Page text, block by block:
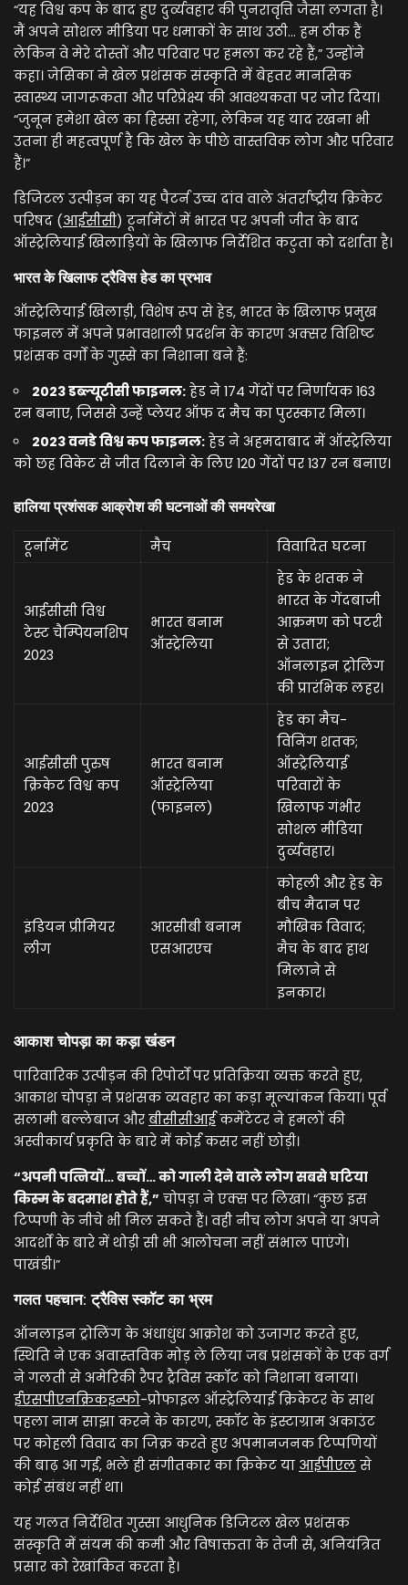
“यह विश्व कप के बाद हुए दुर्व्यवहार की पुनरावृत्ति जैसा लगता है।
मैं अपने सोशल मीडिया पर धमाकों के साथ उठी… हम ठीक हैं
लेकिन वे मेरे दोस्तों और परिवार पर हमला कर रहे हैं,” उन्होंने
कहा। जेसिका ने खेल प्रशंसक संस्कृति में बेहतर मानसिक
स्वास्थ्य जागरूकता और परिप्रेक्ष्य की आवश्यकता पर जोर दिया।
“जुनून हमेशा खेल का हिस्सा रहेगा, लेकिन यह याद रखना भी
उतना ही महत्वपूर्ण है कि खेल के पीछे वास्तविक लोग और परिवार
हैं।”
डिजिटल उत्पीड़न का यह पैटर्न उच्च दांव वाले अंतर्राष्ट्रीय क्रिकेट
परिषद (आईसीसी) टूर्नामेंटों में भारत पर अपनी जीत के बाद
ऑस्ट्रेलियाई खिलाड़ियों के खिलाफ निर्देशित कटुता को दर्शाता है।
भारत के खिलाफ ट्रैविस हेड का प्रभाव
ऑस्ट्रेलियाई खिलाड़ी, विशेष रूप से हेड, भारत के खिलाफ प्रमुख
फाइनल में अपने प्रभावशाली प्रदर्शन के कारण अक्सर विशिष्ट
प्रशंसक वर्गों के गुस्से का निशाना बने हैं:
2023 डब्ल्यूटीसी फाइनल: हेड ने 174 गेंदों पर निर्णायक 163
रन बनाए, जिससे उन्हें प्लेयर ऑफ द मैच का पुरस्कार मिला।
2023 वनडे विश्व कप फाइनल: हेड ने अहमदाबाद में ऑस्ट्रेलिया
को छह विकेट से जीत दिलाने के लिए 120 गेंदों पर 137 रन बनाए।
हालिया प्रशंसक आक्रोश की घटनाओं की समयरेखा
टूर्नामेंट मैच विवादित घटना
आईसीसी विश्व
टेस्ट चैम्पियनशिप
2023
भारत बनाम
ऑस्ट्रेलिया
हेड के शतक ने
भारत के गेंदबाजी
आक्रमण को पटरी
से उतारा;
ऑनलाइन ट्रोलिंग
की प्रारंभिक लहर।
आईसीसी पुरुष
क्रिकेट विश्व कप
2023
भारत बनाम
ऑस्ट्रेलिया
(फाइनल)
हेड का मैच-
विनिंग शतक;
ऑस्ट्रेलियाई
परिवारों के
खिलाफ गंभीर
सोशल मीडिया
दुर्व्यवहार।
इंडियन प्रीमियर
लीग
आरसीबी बनाम
एसआरएच
कोहली और हेड के
बीच मैदान पर
मौखिक विवाद;
मैच के बाद हाथ
मिलाने से
इनकार।
आकाश चोपड़ा का कड़ा खंडन
पारिवारिक उत्पीड़न की रिपोर्टों पर प्रतिक्रिया व्यक्त करते हुए,
आकाश चोपड़ा ने प्रशंसक व्यवहार का कड़ा मूल्यांकन किया। पूर्व
सलामी बल्लेबाज और बीसीसीआईकमेंटेटर ने हमलों की
अस्वीकार्य प्रकृति के बारे में कोई कसर नहीं छोड़ी।
“अपनी पत्नियों… बच्चों… को गाली देने वाले लोग सबसे घटिया
किस्म के बदमाश होते हैं,” चोपड़ा ने एक्स पर लिखा। “कुछ इस
टिप्पणी के नीचे भी मिल सकते हैं। वही नीच लोग अपने या अपने
आदर्शों के बारे में थोड़ी सी भी आलोचना नहीं संभाल पाएंगे।
पाखंडी।”
गलत पहचान: ट्रैविस स्कॉट का भ्रम
ऑनलाइन ट्रोलिंग के अंधाधुंध आक्रोश को उजागर करते हुए,
स्थिति ने एक अवास्तविक मोड़ ले लिया जब प्रशंसकों के एक वर्ग
ने गलती से अमेरिकी रैपर ट्रैविस स्कॉट को निशाना बनाया।
ईएसपीएनक्रिकइन्फो-प्रोफाइल ऑस्ट्रेलियाई क्रिकेटर के साथ
पहला नाम साझा करने के कारण, स्कॉट के इंस्टाग्राम अकाउंट
पर कोहली विवाद का जिक्र करते हुए अपमानजनक टिप्पणियों
की बाढ़ आ गई, भले ही संगीतकार का क्रिकेट या आईपीएल से
कोई संबंध नहीं था।
यह गलत निर्देशित गुस्सा आधुनिक डिजिटल खेल प्रशंसक
संस्कृति में संयम की कमी और विषाक्तता के तेजी से, अनियंत्रित
प्रसार को रेखांकित करता है।